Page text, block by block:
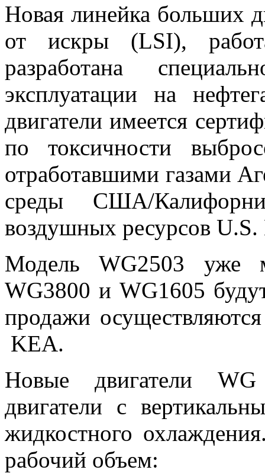
Новая линейка больших
от искры (LSI),
разработана
эксплуатации на
двигатели имеется
по токсичности
отработавшими газами
среды США/
воздушных ресурсов
Модель WG2503 уже
WG3800 и WG1605
продажи
KEA.
Новые двигатели
двигатели с
жидкостного
рабочий объем: